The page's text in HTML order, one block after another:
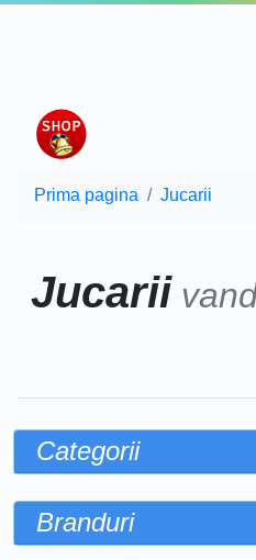
Prima pagina Jucarii
Jucarii
Categorii
Branduri